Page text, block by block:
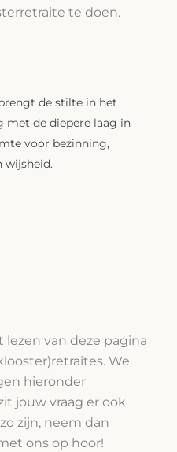
te doen.
de stilte in het
met de diepere laag in
voor bezinning,
wijsheid.
lezen van deze pagina
We
hieronder
jouw vraag er ook
zijn, neem dan
ons op hoor!